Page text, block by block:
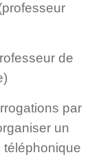
de
par
un